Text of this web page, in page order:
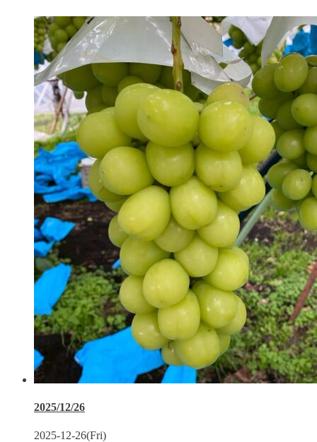
2025/12/26
2025-12-26(Fri)